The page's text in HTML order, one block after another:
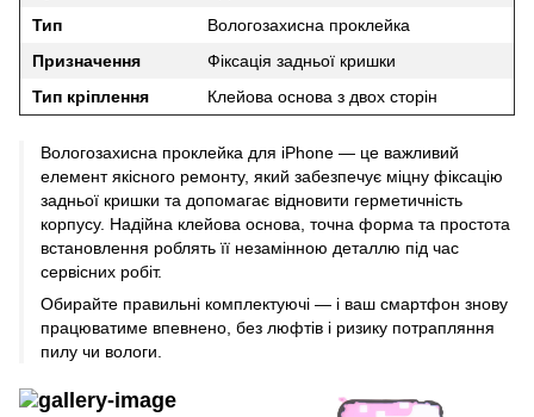
Тип
Вологозахисна проклейка
Призначення
Фіксація задньої кришки
Тип кріплення
Клейова основа з двох сторін
Вологозахисна проклейка для iPhone — це важливий
елемент якісного ремонту, який забезпечує міцну фіксацію
задньої кришки та допомагає відновити герметичність
корпусу. Надійна клейова основа, точна форма та простота
встановлення роблять її незамінною деталлю під час
сервісних робіт.
Обирайте правильні комплектуючі — і ваш смартфон знову
працюватиме впевнено, без люфтів і ризику потрапляння
пилу чи вологи.